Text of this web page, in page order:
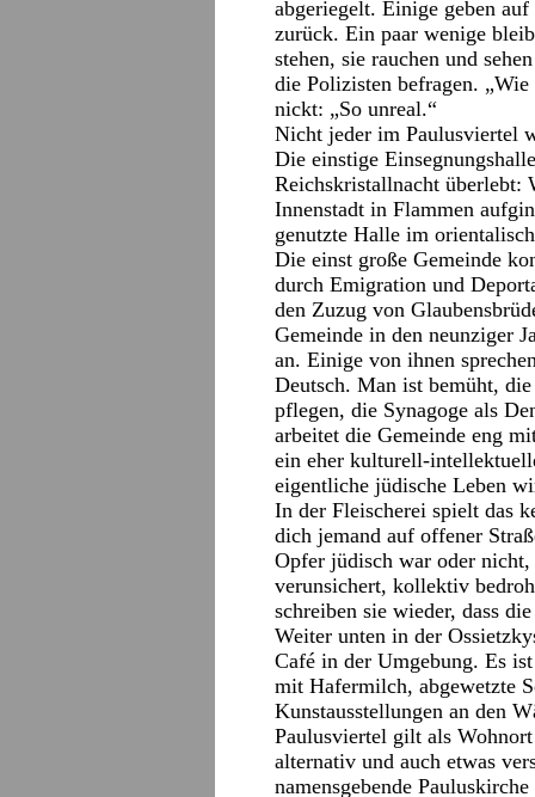
abgeriegelt. Einige geben
zurück. Ein paar wenige
stehen, sie rauchen und
die Polizisten befragen.
nickt: „So unreal.“
Nicht jeder im Paulusviertel
Die einstige
Reichskristallnacht überlebt:
Innenstadt in Flammen
genutzte Halle im
Die einst große Gemeinde
durch Emigration und
den Zuzug von
Gemeinde in den neunziger
an. Einige von ihnen
Deutsch. Man ist bemüht,
pflegen, die Synagoge als
arbeitet die Gemeinde eng
ein eher kulturell-
eigentliche jüdische Leben
In der Fleischerei spielt das
dich jemand auf offener
Opfer jüdisch war oder
verunsichert, kollektiv
schreiben sie wieder, dass
Weiter unten in der
Café in der Umgebung. Es
mit Hafermilch, abgewetzte
Kunstausstellungen an den
Paulusviertel gilt als
alternativ und auch etwas
namensgebende